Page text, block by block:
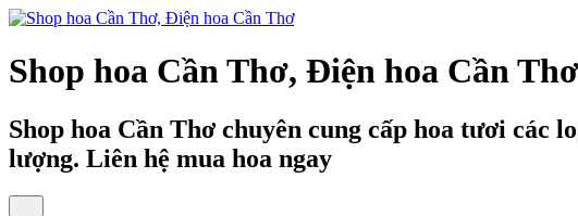
Shop hoa Cần Thơ, Điện hoa Cần Thơ
Shop hoa Cần Thơ chuyên cung cấp hoa tươi các
lượng. Liên hệ mua hoa ngay